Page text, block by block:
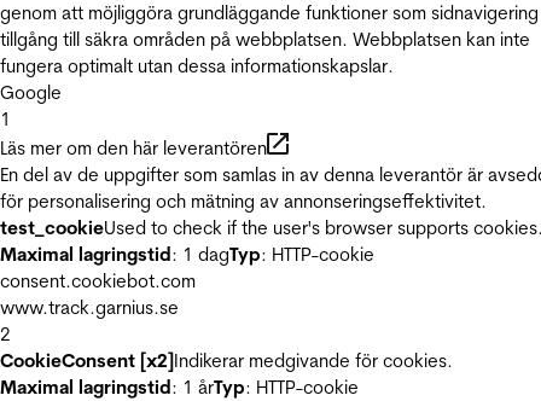
genom att möjliggöra grundläggande funktioner som
tillgång till säkra områden på webbplatsen. Webbplatsen kan inte
fungera optimalt utan dessa informationskapslar.
Google
1
Läs mer om den här leverantören
En del av de uppgifter som samlas in av denna leverantör är
för personalisering och mätning av annonseringseffektivitet.
test_cookieUsed to check if the user's browser supports
Maximal lagringstid: 1 dagTyp: HTTP-cookie
consent.cookiebot.com
www.track.garnius.se
2
CookieConsent [x2]Indikerar medgivande för cookies.
Maximal lagringstid: 1 årTyp: HTTP-cookie